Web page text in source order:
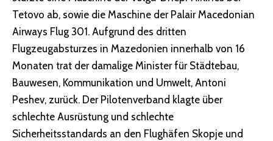
Tetovo ab, sowie die Maschine der Palair Macedonian
Airways Flug 301. Aufgrund des dritten
Flugzeugabsturzes in Mazedonien innerhalb von 16
Monaten trat der damalige Minister für Städtebau,
Bauwesen, Kommunikation und Umwelt, Antoni
Peshev, zurück. Der Pilotenverband klagte über
schlechte Ausrüstung und schlechte
Sicherheitsstandards an den Flughäfen Skopje und